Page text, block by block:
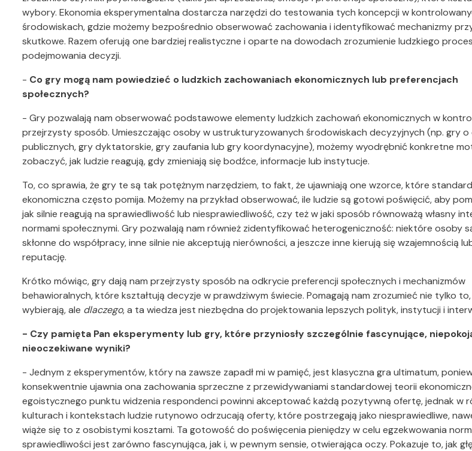
wybory. Ekonomia eksperymentalna dostarcza narzędzi do testowania tych koncepcji w
środowiskach, gdzie możemy bezpośrednio obserwować zachowania i identyfikować mechanizmy
skutkowe. Razem oferują one bardziej realistyczne i oparte na dowodach zrozumienie ludzkiego
podejmowania decyzji.
- Co gry mogą nam powiedzieć o ludzkich zachowaniach ekonomicznych lub preferencjach
społecznych?
- Gry pozwalają nam obserwować podstawowe elementy ludzkich zachowań ekonomicznych w
przejrzysty sposób. Umieszczając osoby w ustrukturyzowanych środowiskach decyzyjnych (np. gry
publicznych, gry dyktatorskie, gry zaufania lub gry koordynacyjne), możemy wyodrębnić konkretne
zobaczyć, jak ludzie reagują, gdy zmieniają się bodźce, informacje lub instytucje.
To, co sprawia, że gry te są tak potężnym narzędziem, to fakt, że ujawniają one wzorce, które
ekonomiczna często pomija. Możemy na przykład obserwować, ile ludzie są gotowi poświęcić, aby
jak silnie reagują na sprawiedliwość lub niesprawiedliwość, czy też w jaki sposób równoważą własny
normami społecznymi. Gry pozwalają nam również zidentyfikować heterogeniczność: niektóre osoby
skłonne do współpracy, inne silnie nie akceptują nierówności, a jeszcze inne kierują się wzajemnością
reputację.
Krótko mówiąc, gry dają nam przejrzysty sposób na odkrycie preferencji społecznych i mechanizmów
behawioralnych, które kształtują decyzje w prawdziwym świecie. Pomagają nam zrozumieć nie tylko
wybierają, ale dlaczego, a ta wiedza jest niezbędna do projektowania lepszych polityk, instytucji i
- Czy pamięta Pan eksperymenty lub gry, które przyniosły szczególnie fascynujące,
nieoczekiwane wyniki?
- Jednym z eksperymentów, który na zawsze zapadł mi w pamięć, jest klasyczna gra ultimatum,
konsekwentnie ujawnia ona zachowania sprzeczne z przewidywaniami standardowej teorii
egoistycznego punktu widzenia respondenci powinni akceptować każdą pozytywną ofertę, jednak w
kulturach i kontekstach ludzie rutynowo odrzucają oferty, które postrzegają jako niesprawiedliwe,
wiąże się to z osobistymi kosztami. Ta gotowość do poświęcenia pieniędzy w celu egzekwowania norm
sprawiedliwości jest zarówno fascynująca, jak i, w pewnym sensie, otwierająca oczy. Pokazuje to, jak